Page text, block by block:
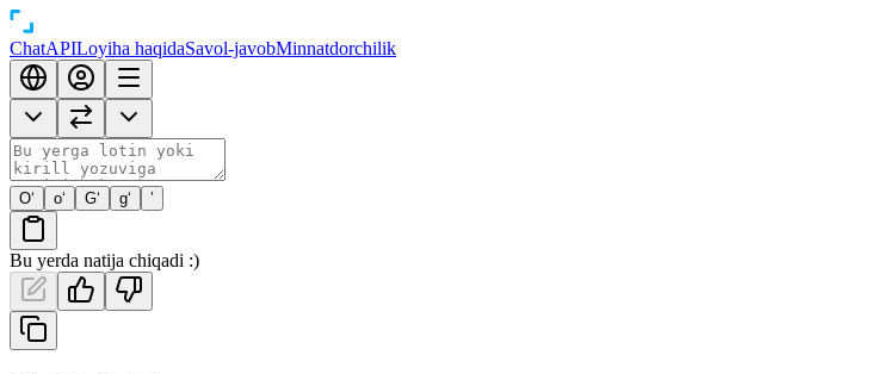
ChatAPILoyiha haqidaSavol-javobMinnatdorchilik
O‘ o‘ G‘ g‘ ’
Bu yerda natija chiqadi :)